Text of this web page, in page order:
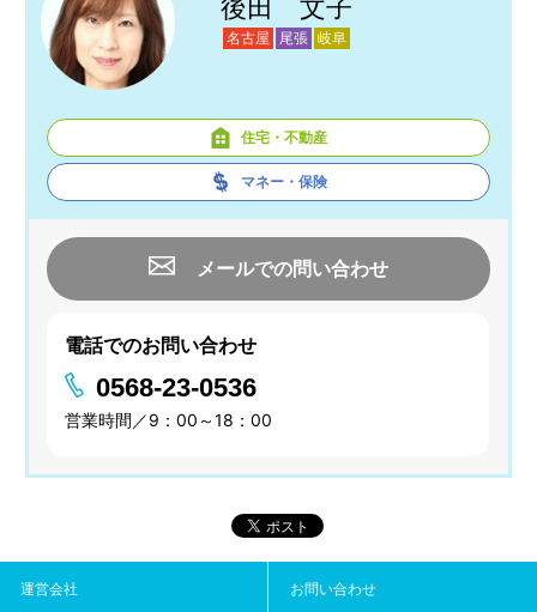
後田 文子
名古屋 尾張 岐阜
住宅・不動産
マネー・保険
メールでの問い合わせ
電話でのお問い合わせ
0568-23-0536
営業時間／9：00～18：00
運営会社 お問い合わせ